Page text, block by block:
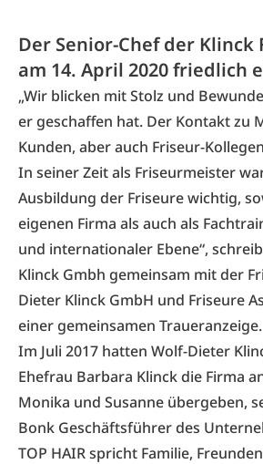
Der Senior-Chef der Klinck
am 14. April 2020 friedlich
„Wir blicken mit Stolz und
er geschaffen hat. Der Kontakt zu
Kunden, aber auch Friseur-
In seiner Zeit als Friseurmeister
Ausbildung der Friseure wichtig,
eigenen Firma als auch als
und internationaler Ebene“,
Klinck Gmbh gemeinsam mit der
Dieter Klinck GmbH und Friseure
einer gemeinsamen Traueranzeige.
Im Juli 2017 hatten Wolf-Dieter
Ehefrau Barbara Klinck die Firma
Monika und Susanne übergeben,
Bonk Geschäftsführer des
TOP HAIR spricht Familie,